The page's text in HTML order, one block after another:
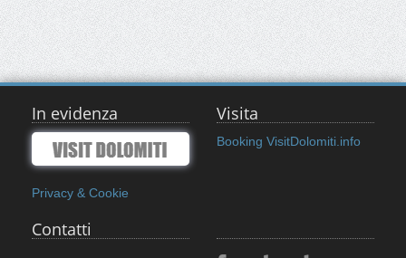
In evidenza
Privacy & Cookie
Visita
Booking VisitDolomiti.info
Contatti